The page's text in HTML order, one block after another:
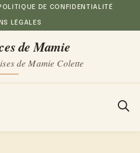
DE CONFIDENTIALITÉ
LÉGALES
de Mamie
de Mamie Colette